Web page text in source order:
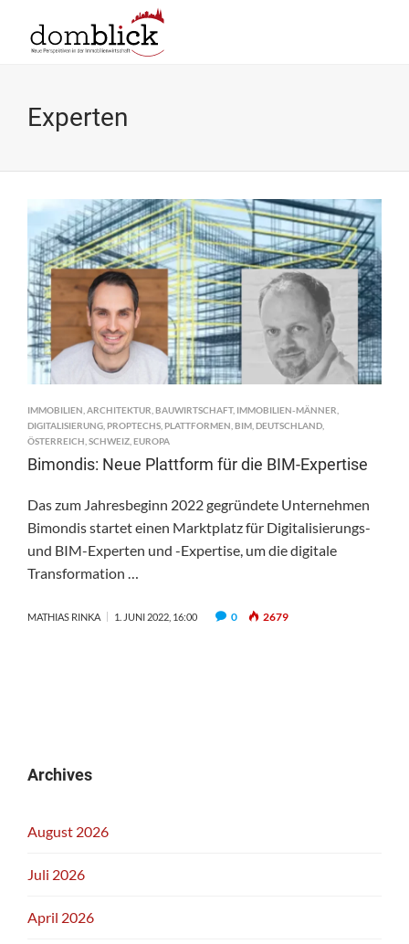
Experten
IMMOBILIEN ARCHITEKTUR BAUWIRTSCHAFT, IMMOBILIEN-MÄNNER
DIGITALISIERUNG PROPTECHS PLATTFORMEN BIM DEUTSCHLAND
ÖSTERREICH SCHWEIZ EUROPA
Bimondis: Neue Plattform für die BIM-Expertise
Das zum Jahresbeginn 2022 gegründete Unternehmen
Bimondis startet einen Marktplatz für Digitalisierungs-
und BIM-Experten und -Expertise, um die digitale
Transformation …
MATHIAS RINKA 1. JUNI 2022, 16:00 0 2679
Archives
August 2026
Juli 2026
April 2026